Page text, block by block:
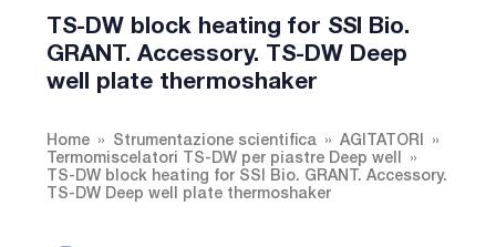
TS-DW block heating for SSI Bio.
GRANT. Accessory. TS-DW Deep
well plate thermoshaker
Home Strumentazione scientifica
AGITATORI
Termomiscelatori TS-DW per piastre Deep well
TS-DW block heating for SSI Bio. GRANT. Accessory.
TS-DW Deep well plate thermoshaker